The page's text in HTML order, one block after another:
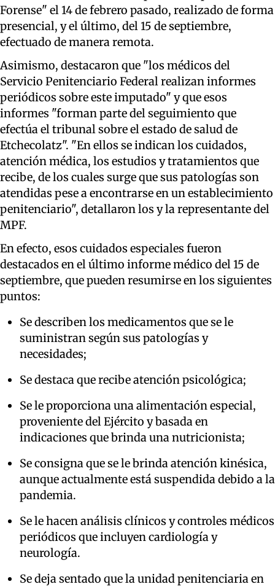
Forense" el 14 de febrero pasado, realizado de forma
presencial, y el último, del 15 de septiembre,
efectuado de manera remota.
Asimismo, destacaron que "los médicos del
Servicio Penitenciario Federal realizan informes
periódicos sobre este imputado" y que esos
informes "forman parte del seguimiento que
efectúa el tribunal sobre el estado de salud de
Etchecolatz". "En ellos se indican los cuidados,
atención médica, los estudios y tratamientos que
recibe, de los cuales surge que sus patologías son
atendidas pese a encontrarse en un establecimiento
penitenciario", detallaron los y la representante del
MPF.
En efecto, esos cuidados especiales fueron
destacados en el último informe médico del 15 de
septiembre, que pueden resumirse en los siguientes
puntos:
Se describen los medicamentos que se le
suministran según sus patologías y
necesidades;
Se destaca que recibe atención psicológica;
Se le proporciona una alimentación especial,
proveniente del Ejército y basada en
indicaciones que brinda una nutricionista;
Se consigna que se le brinda atención kinésica,
aunque actualmente está suspendida debido a la
pandemia.
Se le hacen análisis clínicos y controles médicos
periódicos que incluyen cardiología y
neurología.
Se deja sentado que la unidad penitenciaria en